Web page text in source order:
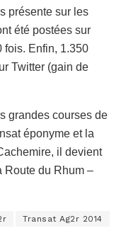
présente sur les
été postées sur
fois. Enfin, 1.350
Twitter (gain de
grandes courses de
éponyme et la
il devient
Route du Rhum –
Transat Ag2r 2014